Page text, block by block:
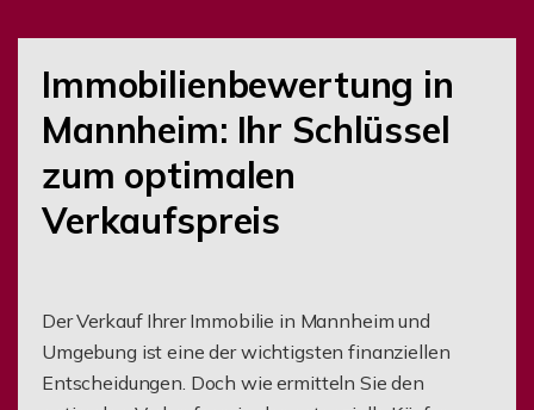
Immobilienbewertung in
Mannheim: Ihr Schlüssel
zum optimalen
Verkaufspreis
Der Verkauf Ihrer Immobilie in Mannheim und
Umgebung ist eine der wichtigsten finanziellen
Entscheidungen. Doch wie ermitteln Sie den